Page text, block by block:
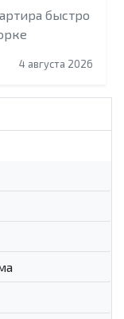
быстро
4 августа 2026